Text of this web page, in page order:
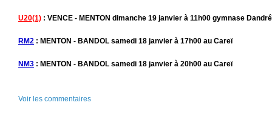
U20(1) : VENCE - MENTON dimanche 19 janvier à 11h00 gymnase
RM2 : MENTON - BANDOL samedi 18 janvier à 17h00 au Careï
NM3 : MENTON - BANDOL samedi 18 janvier à 20h00 au Careï
Voir les commentaires